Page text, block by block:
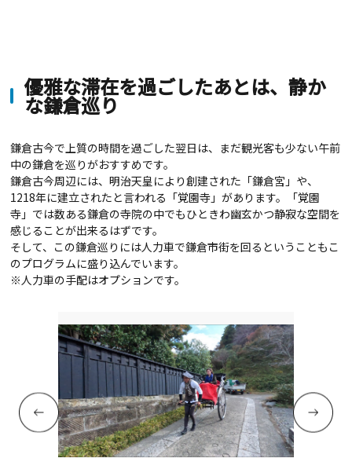
優雅な滞在を過ごしたあとは、静か
な鎌倉巡り
鎌倉古今で上質の時間を過ごした翌日は、まだ観光客も少ない午前
中の鎌倉を巡りがおすすめです。
鎌倉古今周辺には、明治天皇により創建された「鎌倉宮」や、
1218年に建立されたと言われる「覚園寺」があります。「覚園
寺」では数ある鎌倉の寺院の中でもひときわ幽玄かつ静寂な空間を
感じることが出来るはずです。
そして、この鎌倉巡りには人力車で鎌倉市街を回るということもこ
のプログラムに盛り込んでいます。
※人力車の手配はオプションです。